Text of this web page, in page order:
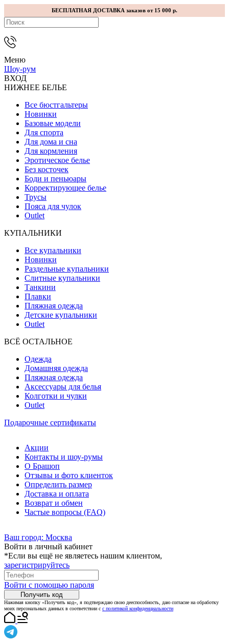
БЕСПЛАТНАЯ ДОСТАВКА заказов от 15 000 р.
Меню
Шоу-рум
ВХОД
НИЖНЕЕ БЕЛЬЕ
Все бюстгальтеры
Новинки
Базовые модели
Для спорта
Для дома и сна
Для кормления
Эротическое белье
Без косточек
Боди и пеньюары
Корректирующее белье
Трусы
Пояса для чулок
Outlet
КУПАЛЬНИКИ
Все купальники
Новинки
Раздельные купальники
Слитные купальники
Танкини
Плавки
Пляжная одежда
Детские купальники
Outlet
ВCЁ ОСТАЛЬНОЕ
Одежда
Домашняя одежда
Пляжная одежда
Аксессуары для белья
Колготки и чулки
Outlet
Подарочные сертификаты
Акции
Контакты и шоу-румы
О Брашоп
Отзывы и фото клиенток
Определить размер
Доставка и оплата
Возврат и обмен
Частые вопросы (FAQ)
Ваш город: Москва
Войти в личный кабинет
*Если вы ещё не являетесь нашим клиентом,
зарегистрируйтесь
Войти с помощью пароля
Получить код
Нажимая кнопку «Получить код», я подтверждаю свою дееспособность, даю согласие на обработку
моих персональных данных в соответствии с с политикой конфиденциальности